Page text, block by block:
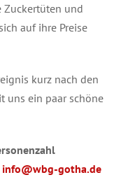
Zuckertüten und
auf ihre Preise
kurz nach den
uns ein paar schöne
info@wbg-gotha.de